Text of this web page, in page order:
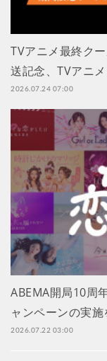
TVアニメ最終ク
送記念、TVアニ
2026.07.24 07:00
ABEMA開局10周
ャンペーンの実施
2026.07.22 03:00